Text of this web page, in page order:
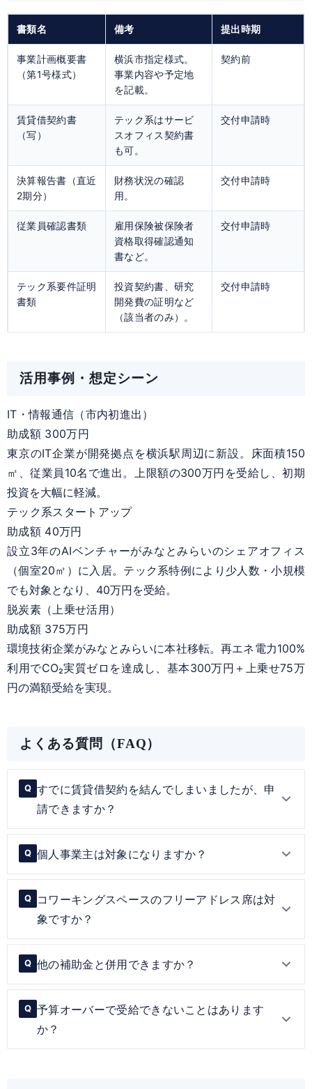
書類名 備考 提出時期
事業計画概要書
（第1号様式）
横浜市指定様式。
事業内容や予定地
を記載。
契約前
賃貸借契約書
（写）
テック系はサービ
スオフィス契約書
も可。
交付申請時
決算報告書（直近
2期分）
財務状況の確認
用。
交付申請時
従業員確認書類
雇用保険被保険者
資格取得確認通知
書など。
交付申請時
テック系要件証明
書類
投資契約書、研究
開発費の証明など
（該当者のみ）。
交付申請時
活用事例・想定シーン
IT・情報通信（市内初進出）
助成額 300万円
東京のIT企業が開発拠点を横浜駅周辺に新設。床面積150
㎡、従業員10名で進出。上限額の300万円を受給し、初期
投資を大幅に軽減。
テック系スタートアップ
助成額 40万円
設立3年のAIベンチャーがみなとみらいのシェアオフィス
（個室20㎡）に入居。テック系特例により少人数・小規模
でも対象となり、40万円を受給。
脱炭素（上乗せ活用）
助成額 375万円
環境技術企業がみなとみらいに本社移転。再エネ電力100%
利用でCO₂実質ゼロを達成し、基本300万円＋上乗せ75万
円の満額受給を実現。
よくある質問（FAQ）
Q すでに賃貸借契約を結んでしまいましたが、申
請できますか？
Q 個人事業主は対象になりますか？
Q
コワーキングスペースのフリーアドレス席は対
象ですか？
Q 他の補助金と併用できますか？
Q 予算オーバーで受給できないことはあります
か？